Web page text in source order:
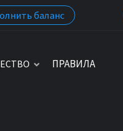
баланс
ПРАВИЛА